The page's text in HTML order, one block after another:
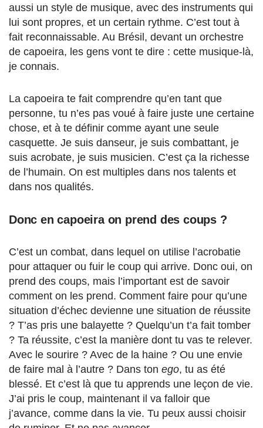
aussi un style de musique, avec des instruments qui
lui sont propres, et un certain rythme. C’est tout à
fait reconnaissable. Au Brésil, devant un orchestre
de capoeira, les gens vont te dire : cette musique-là,
je connais.
La capoeira te fait comprendre qu’en tant que
personne, tu n’es pas voué à faire juste une certaine
chose, et à te définir comme ayant une seule
casquette. Je suis danseur, je suis combattant, je
suis acrobate, je suis musicien. C’est ça la richesse
de l’humain. On est multiples dans nos talents et
dans nos qualités.
Donc en capoeira on prend des coups ?
C’est un combat, dans lequel on utilise l’acrobatie
pour attaquer ou fuir le coup qui arrive. Donc oui, on
prend des coups, mais l’important est de savoir
comment on les prend. Comment faire pour qu’une
situation d’échec devienne une situation de réussite
? T’as pris une balayette ? Quelqu’un t’a fait tomber
? Ta réussite, c’est la manière dont tu vas te relever.
Avec le sourire ? Avec de la haine ? Ou une envie
de faire mal à l’autre ? Dans ton ego, tu as été
blessé. Et c’est là que tu apprends une leçon de vie.
J’ai pris le coup, maintenant il va falloir que
j’avance, comme dans la vie. Tu peux aussi choisir